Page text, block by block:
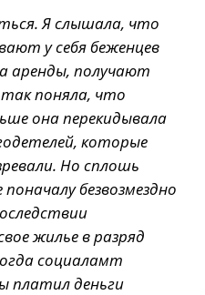
Я слышала, что
у себя беженцев
аренды, получают
поняла, что
она перекидывала
которые
Но сплошь
безвозмездно
жилье в разряд
социаламт
платил деньги